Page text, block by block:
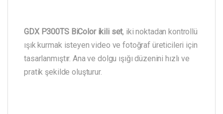
GDX P300TS BiColor ikili set, iki noktadan kontrollü
ışık kurmak isteyen video ve fotoğraf üreticileri için
tasarlanmıştır. Ana ve dolgu ışığı düzenini hızlı ve
pratik şekilde oluşturur.